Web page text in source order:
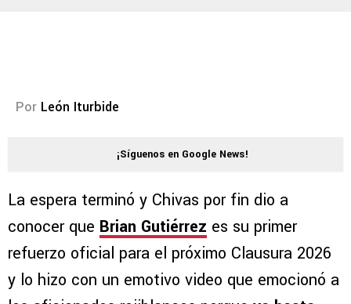
Por León Iturbide
¡Síguenos en Google News!
La espera terminó y Chivas por fin dio a
conocer que Brian Gutiérrez es su primer
refuerzo oficial para el próximo Clausura 2026
y lo hizo con un emotivo video que emocionó a